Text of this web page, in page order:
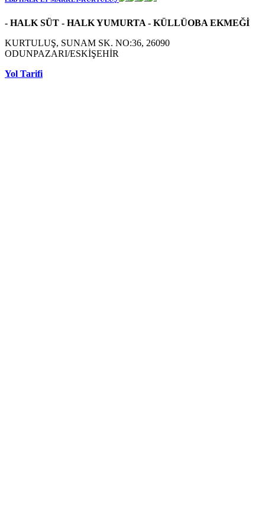
- HALK SÜT - HALK YUMURTA - KÜLLÜOBA EKMEĞİ
KURTULUŞ, SUNAM SK. NO:36, 26090
ODUNPAZARI/ESKİŞEHİR
Yol Tarifi